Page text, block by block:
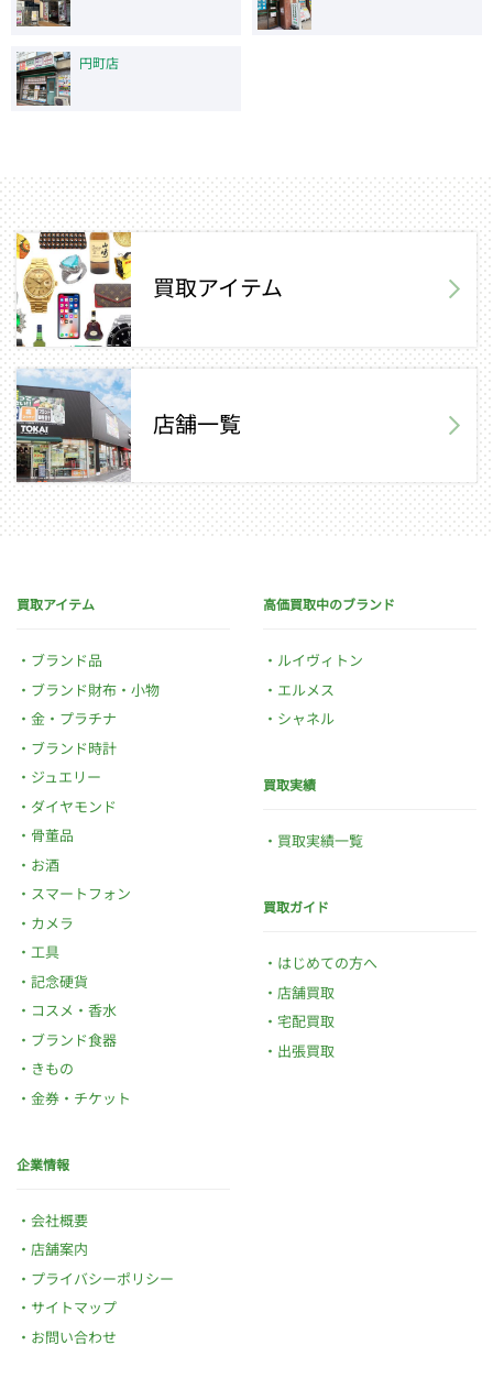
円町店
買取アイテム
店舗一覧
買取アイテム
ブランド品
ブランド財布・小物
金・プラチナ
ブランド時計
ジュエリー
ダイヤモンド
骨董品
お酒
スマートフォン
カメラ
工具
記念硬貨
コスメ・香水
ブランド食器
きもの
金券・チケット
高価買取中のブランド
ルイヴィトン
エルメス
シャネル
買取実績
買取実績一覧
買取ガイド
はじめての方へ
店舗買取
宅配買取
出張買取
企業情報
会社概要
店舗案内
プライバシーポリシー
サイトマップ
お問い合わせ